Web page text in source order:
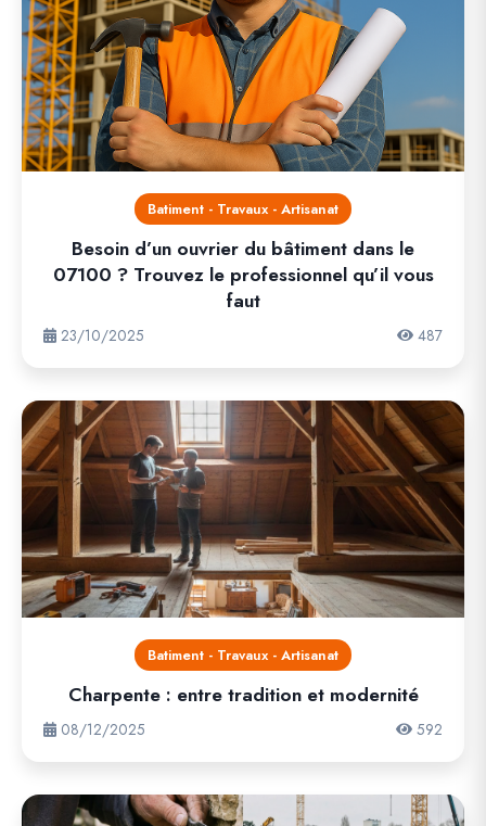
Batiment - Travaux - Artisanat
Besoin d’un ouvrier du bâtiment dans le
07100 ? Trouvez le professionnel qu’il vous
faut
23/10/2025 487
Batiment - Travaux - Artisanat
Charpente : entre tradition et modernité
08/12/2025 592